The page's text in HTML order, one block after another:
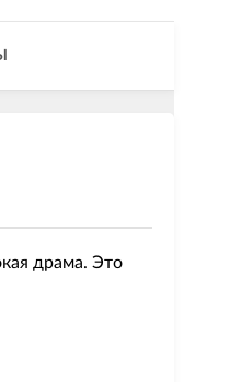
драма. Это